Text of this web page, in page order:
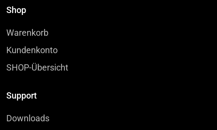
Shop
Warenkorb
Kundenkonto
SHOP-Übersicht
Support
Downloads